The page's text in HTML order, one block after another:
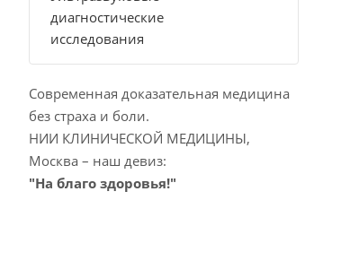
диагностические
исследования
Современная доказательная медицина
без страха и боли.
НИИ КЛИНИЧЕСКОЙ МЕДИЦИНЫ,
Москва – наш девиз:
"На благо здоровья!"